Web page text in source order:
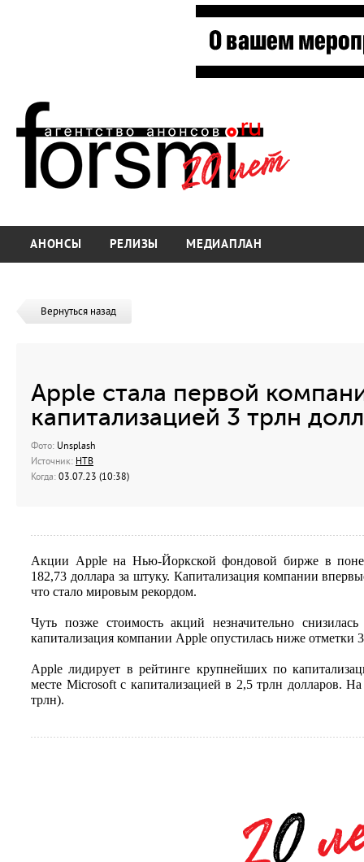
АНОНСЫ РЕЛИЗЫ МЕДИАПЛАН
Вернуться назад
Apple стала первой
капитализацией 3 трлн
Фото: Unsplash
Источник: НТВ
Когда: 03.07.23 (10:38)
Акции Apple на Нью-Йоркской фондовой бирже в
182,73 доллара за штуку. Капитализация компании
что стало мировым рекордом.
Чуть позже стоимость акций незначительно
капитализация компании Apple опустилась ниже отметки
Apple лидирует в рейтинге крупнейших по
месте Microsoft с капитализацией в 2,5 трлн долларов.
трлн).